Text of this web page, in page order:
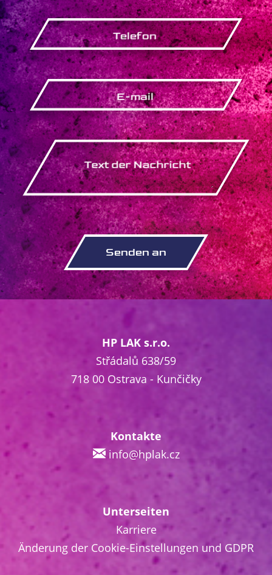
HP LAK s.r.o.
Střádalů 638/59
718 00 Ostrava - Kunčičky
Kontakte
info@hplak.cz
Unterseiten
Karriere
Änderung der Cookie-Einstellungen und GDPR